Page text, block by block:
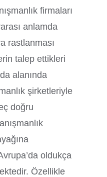
firmaları
anlamda
rastlanması
talep ettikleri
alanında
şirketleriyle
doğru
oldukça
Özellikle